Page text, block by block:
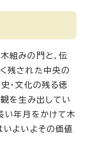
組みの門と、伝
残された中央の
・文化の残る徳
を生み出してい
い年月をかけて木
いよいよその価値